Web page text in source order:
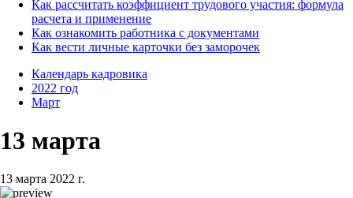
Как рассчитать коэффициент трудового участия: формула
расчета и применение
Как ознакомить работника с документами
Как вести личные карточки без заморочек
Календарь кадровика
2022 год
Март
13 марта
13 марта 2022 г.